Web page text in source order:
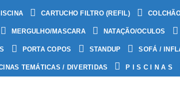
CARTUCHO FILTRO (REFIL)
MERGULHO/MASCARA NATAÇÃO/OCULOS
PORTA COPOS STANDUP SOFÁ /
TEMÁTICAS / DIVERTIDAS P I S C I N A S